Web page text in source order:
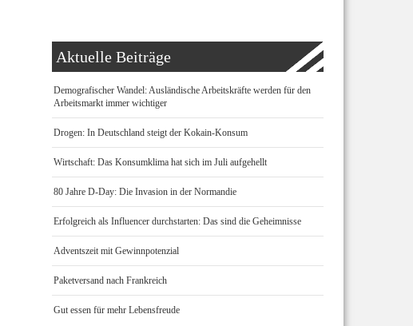
Aktuelle Beiträge
Demografischer Wandel: Ausländische Arbeitskräfte werden für den
Arbeitsmarkt immer wichtiger
Drogen: In Deutschland steigt der Kokain-Konsum
Wirtschaft: Das Konsumklima hat sich im Juli aufgehellt
80 Jahre D-Day: Die Invasion in der Normandie
Erfolgreich als Influencer durchstarten: Das sind die Geheimnisse
Adventszeit mit Gewinnpotenzial
Paketversand nach Frankreich
Gut essen für mehr Lebensfreude